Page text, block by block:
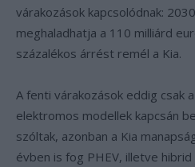
várakozások kapcsolódnak:
meghaladhatja a 110 milliárd
százalékos árrést remél a Kia.
A fenti várakozások eddig csak
elektromos modellek kapcsán
szóltak, azonban a Kia
évben is fog PHEV, illetve